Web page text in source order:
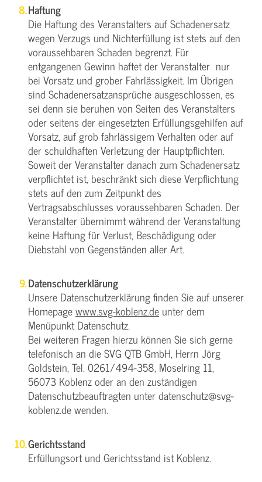
Haftung
Die Haftung des Veranstalters auf Schadenersatz
wegen Verzugs und Nichterfüllung ist stets auf den
voraussehbaren Schaden begrenzt. Für
entgangenen Gewinn haftet der Veranstalter nur
bei Vorsatz und grober Fahrlässigkeit. Im Übrigen
sind Schadenersatzansprüche ausgeschlossen, es
sei denn sie beruhen von Seiten des Veranstalters
oder seitens der eingesetzten Erfüllungsgehilfen auf
Vorsatz, auf grob fahrlässigem Verhalten oder auf
der schuldhaften Verletzung der Hauptpflichten.
Soweit der Veranstalter danach zum Schadenersatz
verpflichtet ist, beschränkt sich diese Verpflichtung
stets auf den zum Zeitpunkt des
Vertragsabschlusses voraussehbaren Schaden. Der
Veranstalter übernimmt während der Veranstaltung
keine Haftung für Verlust, Beschädigung oder
Diebstahl von Gegenständen aller Art.
Datenschutzerklärung
Unsere Datenschutzerklärung finden Sie auf unserer
Homepagewww.svg-koblenz.de unter dem
Menüpunkt Datenschutz.
Bei weiteren Fragen hierzu können Sie sich gerne
telefonisch an die SVG QTB GmbH, Herrn Jörg
Goldstein, Tel. 0261/494-358, Moselring 11,
56073 Koblenz oder an den zuständigen
Datenschutzbeauftragten unter datenschutz@svg-
koblenz.de wenden.
Gerichtsstand
Erfüllungsort und Gerichtsstand ist Koblenz.